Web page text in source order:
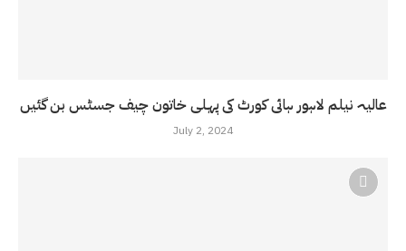
عالیہ نیلم لاہور ہائی کورٹ کی پہلی خاتون چیف جسٹس بن گئیں
July 2, 2024